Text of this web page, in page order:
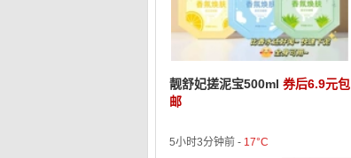
靓舒妃搓泥宝500ml 券后6.9元包
邮
5小时3分钟前 - 17°C